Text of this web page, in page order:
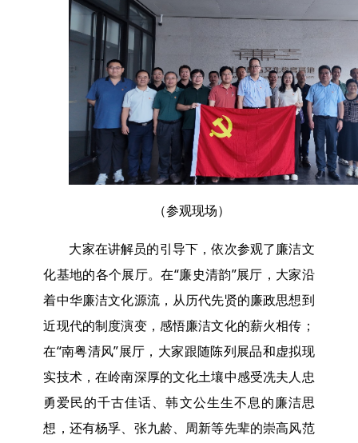
（参观现场）
大家在讲解员的引导下，依次参观了廉洁文
化基地的各个展厅。在“廉史清韵”展厅，大家沿
着中华廉洁文化源流，从历代先贤的廉政思想到
近现代的制度演变，感悟廉洁文化的薪火相传；
在“南粤清风”展厅，大家跟随陈列展品和虚拟现
实技术，在岭南深厚的文化土壤中感受冼夫人忠
勇爱民的千古佳话、韩文公生生不息的廉洁思
想，还有杨孚、张九龄、周新等先辈的崇高风范